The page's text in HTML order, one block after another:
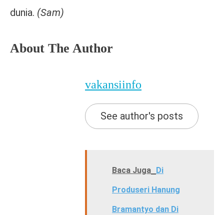
dunia. (Sam)
About The Author
vakansiinfo
See author's posts
Baca Juga Di
Produseri Hanung
Bramantyo dan Di